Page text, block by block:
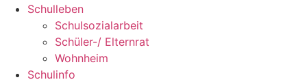
Schulleben
Schulsozialarbeit
Schüler-/ Elternrat
Wohnheim
Schulinfo